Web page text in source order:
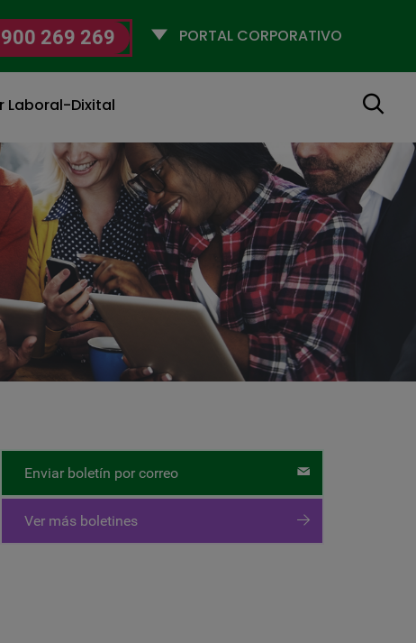
900 269 269
Selecciona
Laboral-Dixital Buscar
Enviar boletín por correo
Ver más boletines